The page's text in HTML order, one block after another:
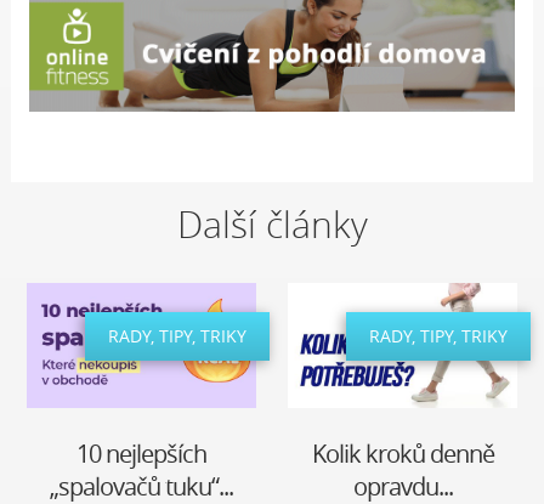
Další články
RADY, TIPY, TRIKY
10 nejlepších
„spalovačů tuku“...
RADY, TIPY, TRIKY
Kolik kroků denně
opravdu...